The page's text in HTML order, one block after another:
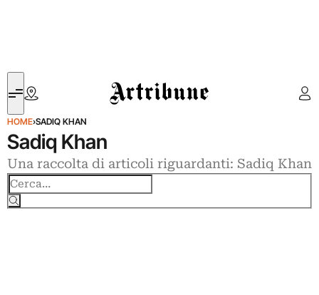
Artribune
HOME›SADIQ KHAN
Sadiq Khan
Una raccolta di articoli riguardanti: Sadiq Khan